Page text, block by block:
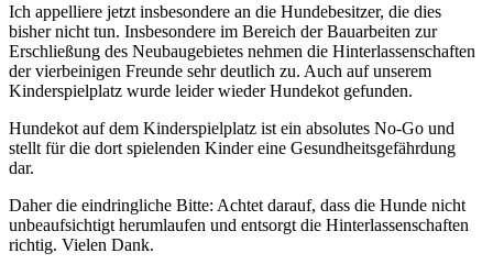
Ich appelliere jetzt insbesondere an die Hundebesitzer, die dies
bisher nicht tun. Insbesondere im Bereich der Bauarbeiten zur
Erschließung des Neubaugebietes nehmen die Hinterlassenschaften
der vierbeinigen Freunde sehr deutlich zu. Auch auf unserem
Kinderspielplatz wurde leider wieder Hundekot gefunden.
Hundekot auf dem Kinderspielplatz ist ein absolutes No-Go und
stellt für die dort spielenden Kinder eine Gesundheitsgefährdung
dar.
Daher die eindringliche Bitte: Achtet darauf, dass die Hunde nicht
unbeaufsichtigt herumlaufen und entsorgt die Hinterlassenschaften
richtig. Vielen Dank.